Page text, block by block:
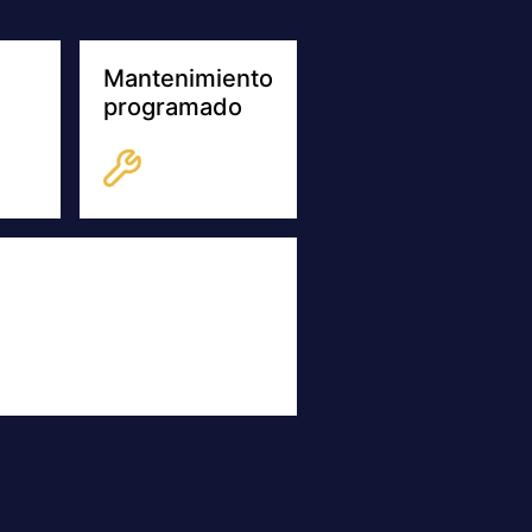
Mantenimiento
programado